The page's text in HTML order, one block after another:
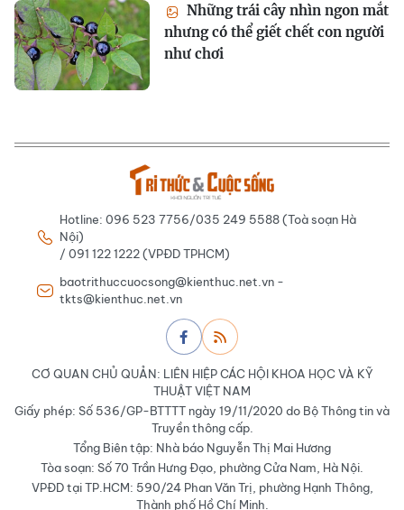
Những trái cây nhìn ngon mắt
nhưng có thể giết chết con người
như chơi
Hotline: 096 523 7756/035 249 5588 (Toà soạn Hà
Nội)
/ 091 122 1222 (VPĐD TPHCM)
baotrithuccuocsong@kienthuc.net.vn -
tkts@kienthuc.net.vn
CƠ QUAN CHỦ QUẢN: LIÊN HIỆP CÁC HỘI KHOA HỌC VÀ KỸ
THUẬT VIỆT NAM
Giấy phép: Số 536/GP-BTTTT ngày 19/11/2020 do Bộ Thông tin và
Truyền thông cấp.
Tổng Biên tập: Nhà báo Nguyễn Thị Mai Hương
Tòa soạn: Số 70 Trần Hưng Đạo, phường Cửa Nam, Hà Nội.
VPĐD tại TP.HCM: 590/24 Phan Văn Trị, phường Hạnh Thông,
Thành phố Hồ Chí Minh.